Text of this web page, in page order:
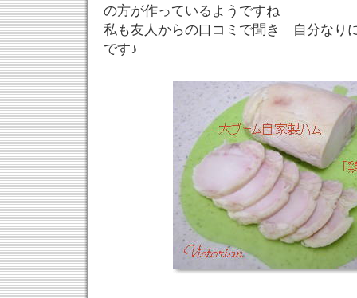
の方が作っているようですね
私も友人からの口コミで聞き 自分なり
です♪